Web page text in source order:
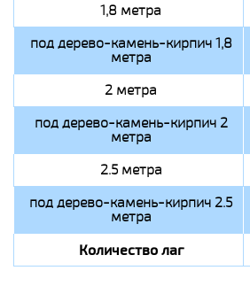
1,8 метра
под дерево-камень-кирпич 1,8
метра
2 метра
под дерево-камень-кирпич 2
метра
2.5 метра
под дерево-камень-кирпич 2.5
метра
Количество лаг